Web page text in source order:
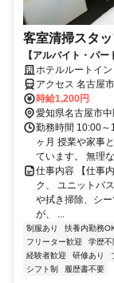
客室清掃スタッ
【アルバイト・パ
帰・未経験歓迎！主
ホテルルートイ
アクセス 名古屋
市営名城線 栄（
時給1,200円
愛知県名古屋市
勤務時間 10:00
ヶ月 授業や家事
ています。 無理
仕事内容 【仕事
ク、 ユニットバ
や拭き掃除、シ
が、 ...
制服あり 扶養内勤務
フリーター歓迎
学歴不
経験者歓迎
研修あり
シフト制
履歴書不要